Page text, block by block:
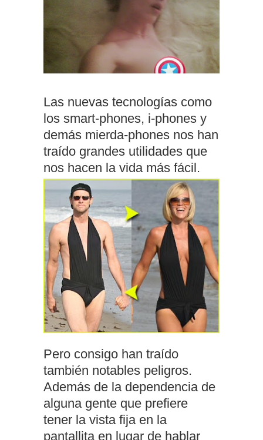
Las nuevas tecnologías como
los smart-phones, i-phones y
demás mierda-phones nos han
traído grandes utilidades que
nos hacen la vida más fácil.
Pero consigo han traído
también notables peligros.
Además de la dependencia de
alguna gente que prefiere
tener la vista fija en la
pantallita en lugar de hablar